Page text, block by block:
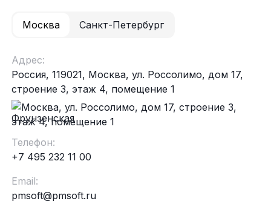
Москва Санкт-Петербург
Адрес:
Россия, 119021, Москва, ул. Россолимо, дом 17,
строение 3, этаж 4, помещение 1
Фрунзенская
Телефон:
+7 495 232 11 00
Email:
pmsoft@pmsoft.ru